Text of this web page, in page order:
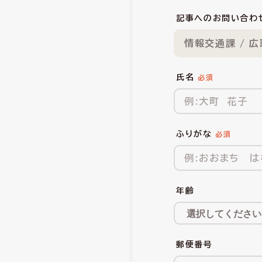
記事へのお問い合わ
情報交通課 / 広
氏名
ふりがな
年齢
郵便番号